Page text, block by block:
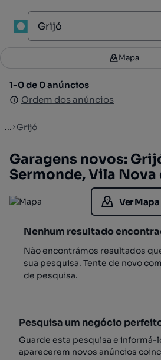
Filtros 3
1-0 de 0 anúncios
Ordem dos anúncios
Mapa
1-0 de 0 anúncios
Ordem dos anúncios
... Grijó
Garagens novos:
Sermonde, Vila Nova
Ver Mapa
Nenhum resultado
Não encontrámos resultados
sua pesquisa. Tente de novo
de pesquisa.
Pesquisa um negócio
Guarde esta pesquisa e
aparecerem novos anúncios